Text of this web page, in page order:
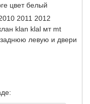
цвет белый
2011 2012
klan klal мт mt
левую и двери